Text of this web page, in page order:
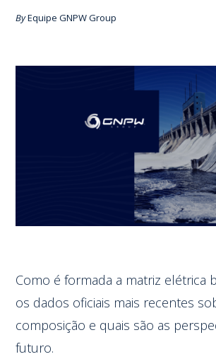
ByEquipe GNPW Group
Como é formada a matriz elétrica
os dados oficiais mais recentes
composição e quais são as
futuro.